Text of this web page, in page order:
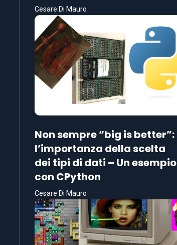
Cesare Di Mauro
Non sempre “big is better”:
l’importanza della scelta
dei tipi di dati – Un esempio
con CPython
Cesare Di Mauro